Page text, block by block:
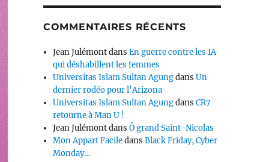
COMMENTAIRES RÉCENTS
Jean JulémontdansEn guerre contre les IA
qui déshabillent les femmes
Universitas Islam Sultan AgungdansUn
dernier rodéo pour l’Arizona
Universitas Islam Sultan AgungdansCR7
retourne à Man U !
Jean JulémontdansÔ grand Saint-Nicolas
Mon Appart FaciledansBlack Friday, Cyber
Monday…